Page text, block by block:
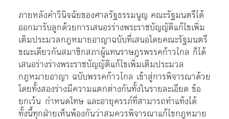
ภายหลังคำวินิจฉัยของศาลรัฐธรรมนูญ คณะรัฐมนตรีได้
ออกมารับลูกด้วยการเสนอรร่างพระราชบัญญัติแก้ไขเพิ่ม
เติมประมวลกฎหมายอาญาฉบับที่เสนอโดยคณะรัฐมนตรี
ขณะเดียวกันสมาชิกสภาผู้แทนราษฎรพรรคก้าวไกล ก็ได้
เสนอร่างร่างพระราชบัญญัติแก้ไขเพิ่มเติมประมวล
กฎหมายอาญา ฉบับพรรคก้าวไกล เข้าสู่การพิจารณาด้วย
โดยทั้งสองร่างมีความแตกต่างกันทั้งในรายละเอียด ข้อ
ยกเว้น กำหนดโทษ และอายุครรภ์ที่สามารถทำแท้งได้
ทั้งนี้ทุกฝ่ายเห็นพ้องกันว่าสมควรพิจารณาแก้ไขกฎหมาย